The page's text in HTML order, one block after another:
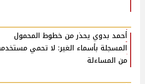
أحمد بدوي يحذر من خطوط المحمول
المسجلة بأسماء الغير: لا تحمي
من المساءلة